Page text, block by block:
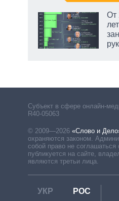
От
Субъект в сфере онлайн-
R40-05063
© 2009—2026 «Слово и
охраняются законом.
собой право не
публикуется на сайте,
являются третьи лица.
УКР РОС